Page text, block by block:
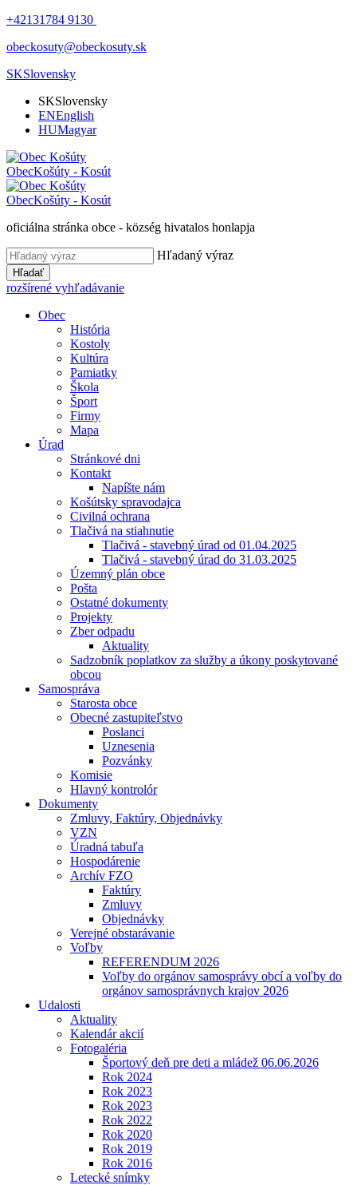
+42131784 9130
obeckosuty@obeckosuty.sk
SKSlovensky
SKSlovensky
ENEnglish
HUMagyar
ObecKošúty - Kosút
ObecKošúty - Kosút
oficiálna stránka obce - község hivatalos honlapja
Hľadaný výraz
Hľadať
rozšírené vyhľadávanie
Obec
História
Kostoly
Kultúra
Pamiatky
Škola
Šport
Firmy
Mapa
Úrad
Stránkové dni
Kontakt
Napíšte nám
Košútsky spravodajca
Civilná ochrana
Tlačivá na stiahnutie
Tlačivá - stavebný úrad od 01.04.2025
Tlačivá - stavebný úrad do 31.03.2025
Územný plán obce
Pošta
Ostatné dokumenty
Projekty
Zber odpadu
Aktuality
Sadzobník poplatkov za služby a úkony poskytované
obcou
Samospráva
Starosta obce
Obecné zastupiteľstvo
Poslanci
Uznesenia
Pozvánky
Komisie
Hlavný kontrolór
Dokumenty
Zmluvy, Faktúry, Objednávky
VZN
Úradná tabuľa
Hospodárenie
Archív FZO
Faktúry
Zmluvy
Objednávky
Verejné obstarávanie
Voľby
REFERENDUM 2026
Voľby do orgánov samosprávy obcí a voľby do
orgánov samosprávnych krajov 2026
Udalosti
Aktuality
Kalendár akcií
Fotogaléria
Športový deň pre deti a mládež 06.06.2026
Rok 2024
Rok 2023
Rok 2023
Rok 2022
Rok 2020
Rok 2019
Rok 2016
Letecké snímky